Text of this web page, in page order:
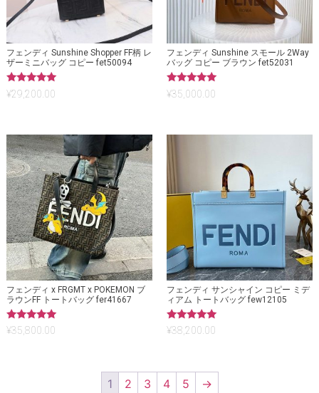
フェンディ Sunshine Shopper FF柄 レ
ザーミニバッグ コピー fet50094
5段階中
5.00
¥29,200.00
フェンディ Sunshine スモール 2Way
バッグ コピー ブラウン fet52031
5段階中
5.00
¥35,000.00
フェンディ x FRGMT x POKEMON ブ
ラウンFF トートバッグ fer41667
5段階中
5.00
¥35,800.00
フェンディ サンシャイン コピー ミデ
ィアム トートバッグ few12105
5段階中
5.00
¥38,200.00
1 2 3 4 5 →